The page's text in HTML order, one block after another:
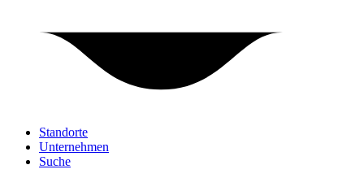
Standorte
Unternehmen
Suche